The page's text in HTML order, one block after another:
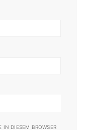
DIESEM BROWSER